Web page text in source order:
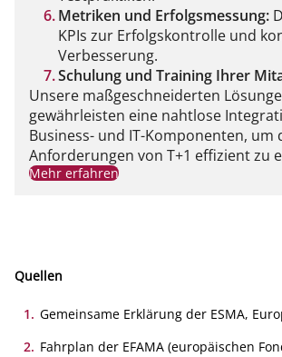
Metriken und Erfolgsmessung:
KPIs zur Erfolgskontrolle und
Verbesserung.
Schulung und Training Ihrer
Unsere maßgeschneiderten
gewährleisten eine nahtlose
Business- und IT-Komponenten, um
Anforderungen von T+1 effizient zu
Mehr erfahren
Quellen
1. Gemeinsame Erklärung der ESMA,
Rahmen der Wertpapierabrechnung,
2. Fahrplan der EFAMA (europäischen